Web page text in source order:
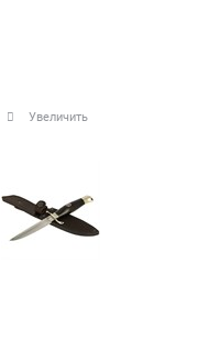
Увеличить